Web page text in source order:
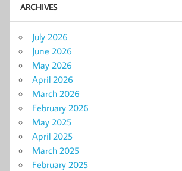
ARCHIVES
July 2026
June 2026
May 2026
April 2026
March 2026
February 2026
May 2025
April 2025
March 2025
February 2025